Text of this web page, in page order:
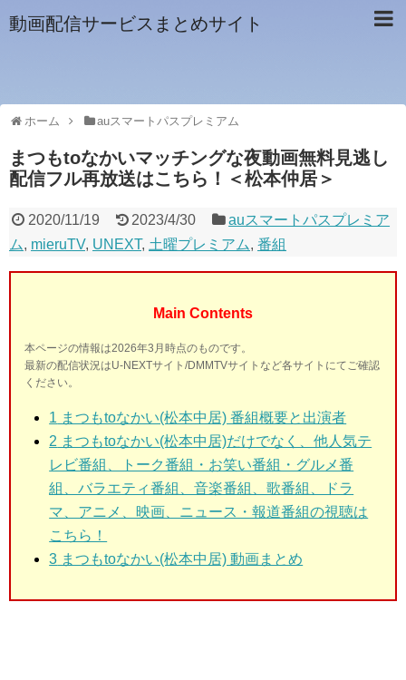
動画配信サービスまとめサイト
ホーム auスマートパスプレミアム
まつもtoなかいマッチングな夜動画無料見逃し
配信フル再放送はこちら！＜松本仲居＞
2020/11/19 2023/4/30
auスマートパスプレミア
ム, mieruTV, UNEXT, 土曜プレミアム, 番組
Main Contents
本ページの情報は2026年3月時点のものです。
最新の配信状況はU-NEXTサイト/DMMTVサイトなど各サイトにてご確認
ください。
1 まつもtoなかい(松本中居) 番組概要と出演者
2 まつもtoなかい(松本中居)だけでなく、他人気テ
レビ番組、トーク番組・お笑い番組・グルメ番
組、バラエティ番組、音楽番組、歌番組、ドラ
マ、アニメ、映画、ニュース・報道番組の視聴は
こちら！
3 まつもtoなかい(松本中居) 動画まとめ